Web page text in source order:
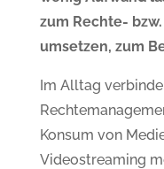
zum Rechte-
umsetzen, zum
Im Alltag
Konsum von
Videostreaming